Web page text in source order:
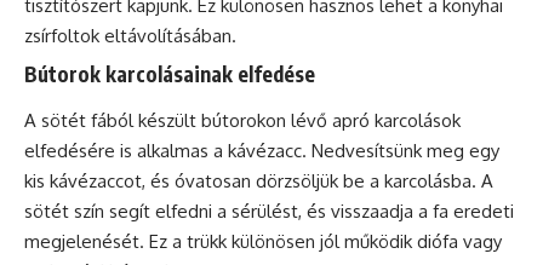
tisztítószert kapjunk. Ez különösen hasznos lehet a konyhai
zsírfoltok eltávolításában.
Bútorok karcolásainak elfedése
A sötét fából készült bútorokon lévő apró karcolások
elfedésére is alkalmas a kávézacc. Nedvesítsünk meg egy
kis kávézaccot, és óvatosan dörzsöljük be a karcolásba. A
sötét szín segít elfedni a sérülést, és visszaadja a fa eredeti
megjelenését. Ez a trükk különösen jól működik diófa vagy